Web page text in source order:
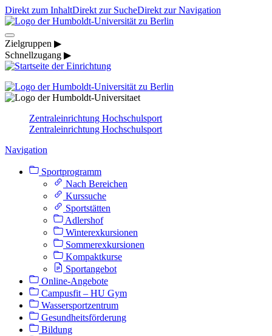
Direkt zum InhaltDirekt zur SucheDirekt zur Navigation
Zielgruppen ▶
Schnellzugang ▶
Zentraleinrichtung Hochschulsport
Zentraleinrichtung Hochschulsport
Navigation
Sportprogramm
Nach Bereichen
Kurssuche
Sportstätten
Adlershof
Winterexkursionen
Sommerexkursionen
Kompaktkurse
Sportangebot
Online-Angebote
Campusfit – HU Gym
Wassersportzentrum
Gesundheitsförderung
Bildung